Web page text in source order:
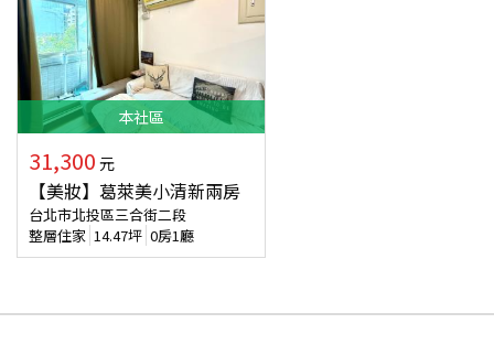
本社區
31,300 元
【美妝】葛萊美小清新兩房
台北市北投區三合街二段
整層住家 14.47坪 0房1廳